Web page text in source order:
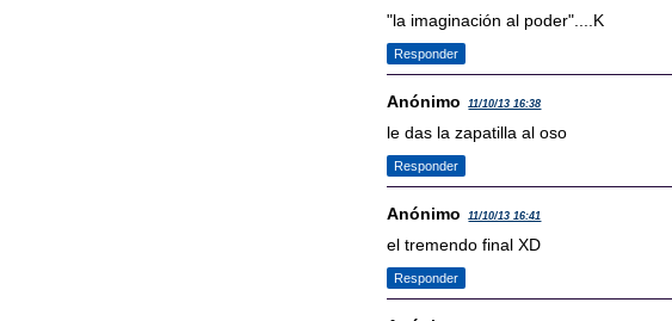
"la imaginación al poder"....K
Responder
Anónimo 11/10/13 16:38
le das la zapatilla al oso
Responder
Anónimo 11/10/13 16:41
el tremendo final XD
Responder